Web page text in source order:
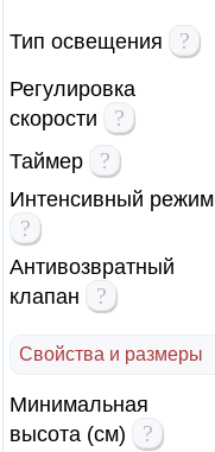
Тип освещения ?
Регулировка
скорости
?
Таймер ?
Интенсивный режим
?
Антивозвратный
клапан
?
Свойства и размеры
Минимальная
высота (см)
?